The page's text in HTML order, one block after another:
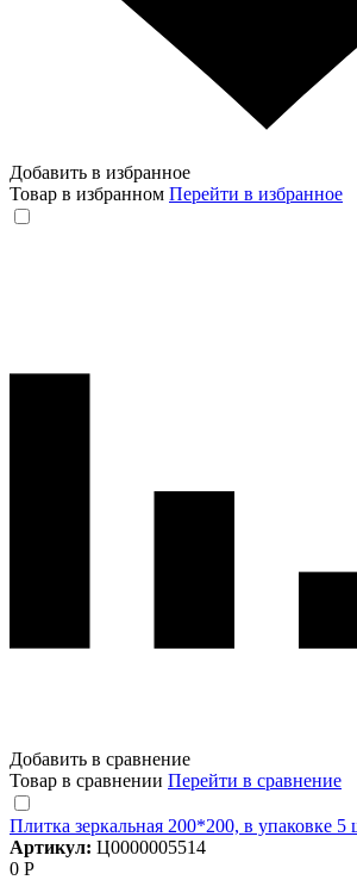
Добавить в избранное
Товар в избранном Перейти в избранное
Добавить в сравнение
Товар в сравнении Перейти в сравнение
Плитка зеркальная 200*200, в упаковке 5
Артикул: Ц0000005514
0 Р